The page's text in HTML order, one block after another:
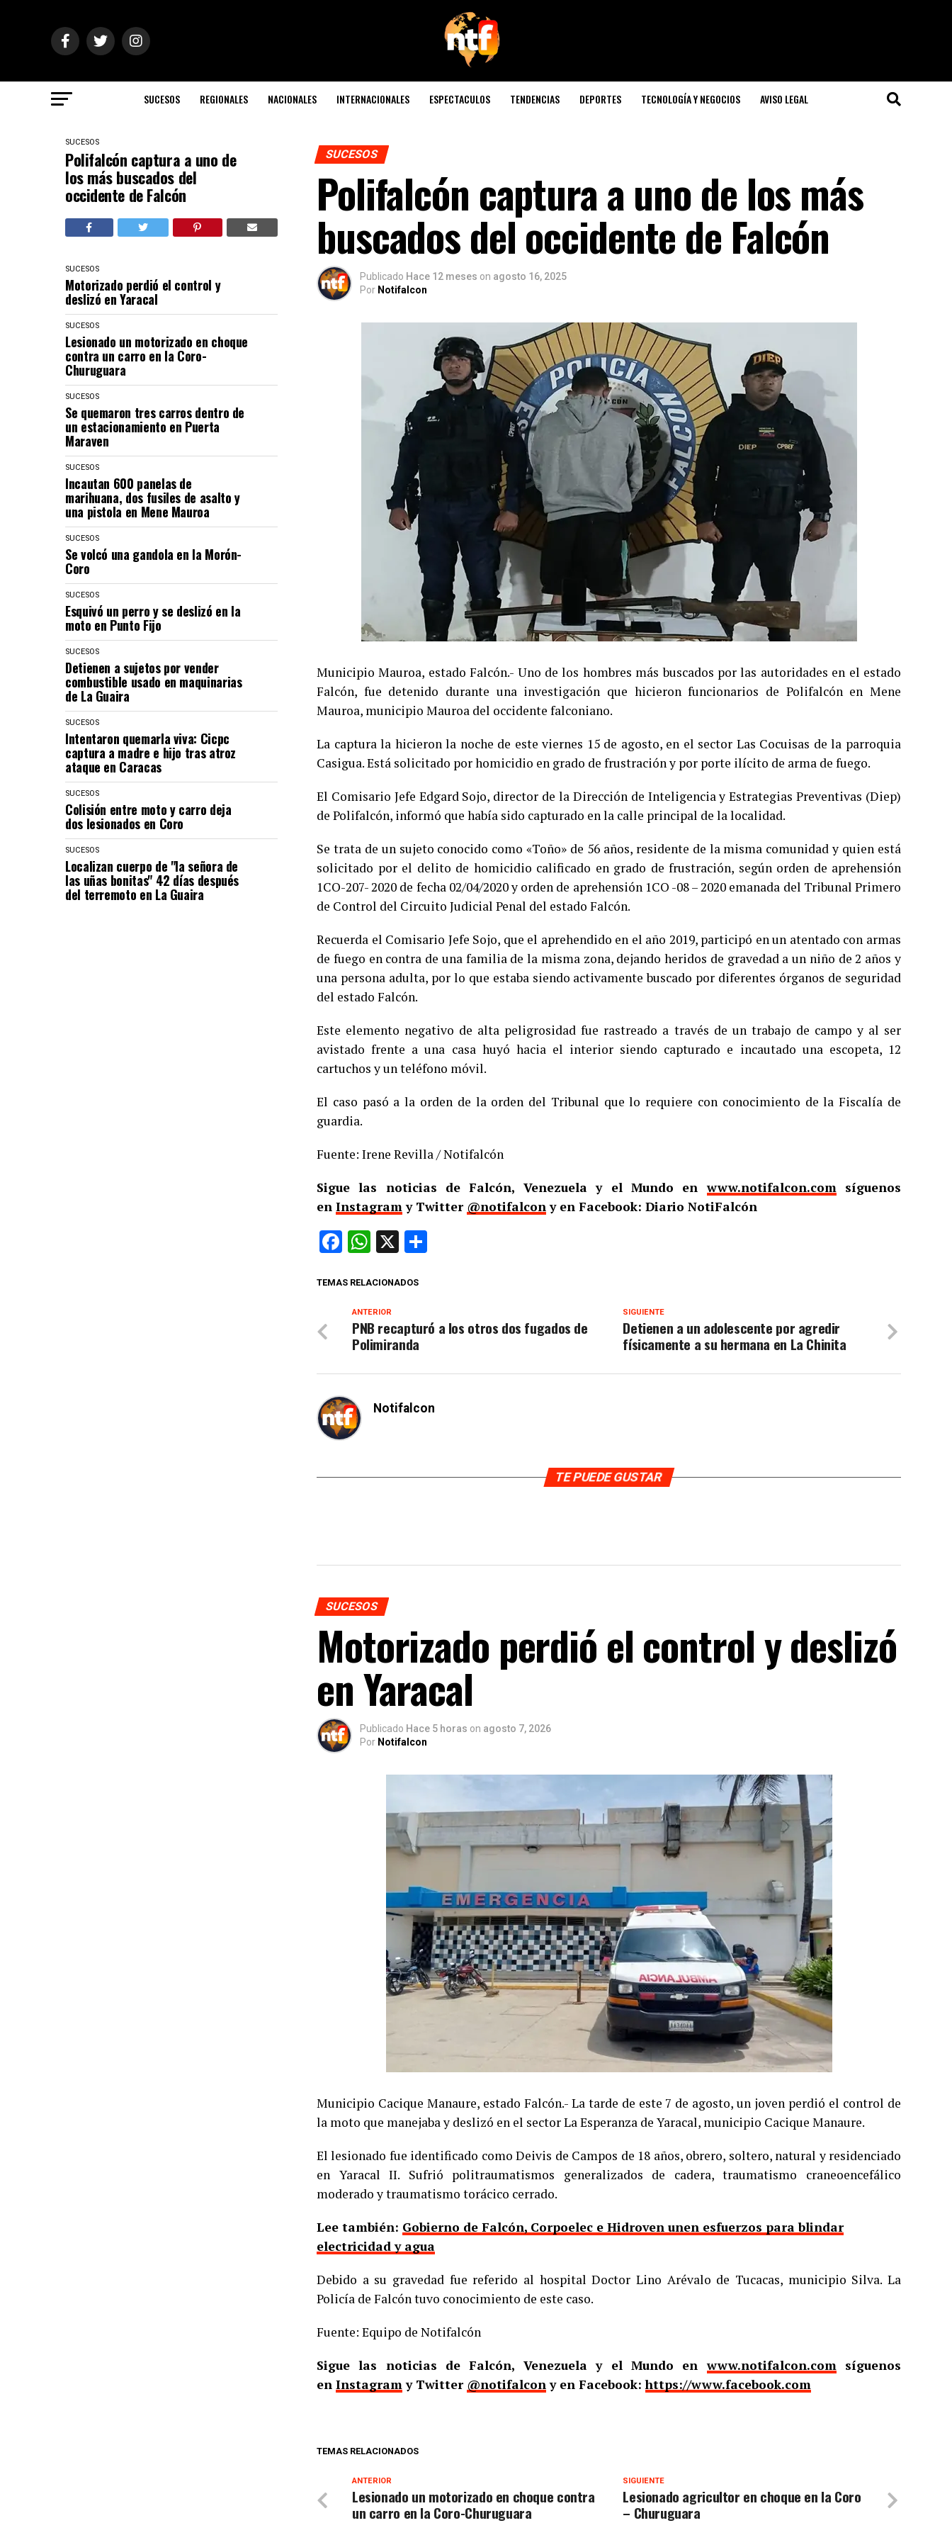
SUCESOS REGIONALES NACIONALES INTERNACIONALES ESPECTACULOS TENDENCIAS DEPORTES TECNOLOGÍA Y NEGOCIOS AVISO LEGAL
SUCESOS
Polifalcón captura a uno de
los más buscados del
occidente de Falcón
SUCESOS
Motorizado perdió el control y
deslizó en Yaracal
SUCESOS
Lesionado un motorizado en choque
contra un carro en la Coro-
Churuguara
SUCESOS
Se quemaron tres carros dentro de
un estacionamiento en Puerta
Maraven
SUCESOS
Incautan 600 panelas de
marihuana, dos fusiles de asalto y
una pistola en Mene Mauroa
SUCESOS
Se volcó una gandola en la Morón-
Coro
SUCESOS
Esquivó un perro y se deslizó en la
moto en Punto Fijo
SUCESOS
Detienen a sujetos por vender
combustible usado en maquinarias
de La Guaira
SUCESOS
Intentaron quemarla viva: Cicpc
captura a madre e hijo tras atroz
ataque en Caracas
SUCESOS
Colisión entre moto y carro deja
dos lesionados en Coro
SUCESOS
Localizan cuerpo de "la señora de
las uñas bonitas" 42 días después
del terremoto en La Guaira
SUCESOS
Polifalcón captura a uno de los más
buscados del occidente de Falcón
Publicado Hace 12 meses on agosto 16, 2025
Por Notifalcon
Municipio Mauroa, estado Falcón.- Uno de los hombres más buscados por las autoridades en el estado
Falcón, fue detenido durante una investigación que hicieron funcionarios de Polifalcón en Mene
Mauroa, municipio Mauroa del occidente falconiano.
La captura la hicieron la noche de este viernes 15 de agosto, en el sector Las Cocuisas de la parroquia
Casigua. Está solicitado por homicidio en grado de frustración y por porte ilícito de arma de fuego.
El Comisario Jefe Edgard Sojo, director de la Dirección de Inteligencia y Estrategias Preventivas (Diep)
de Polifalcón, informó que había sido capturado en la calle principal de la localidad.
Se trata de un sujeto conocido como «Toño» de 56 años, residente de la misma comunidad y quien está
solicitado por el delito de homicidio calificado en grado de frustración, según orden de aprehensión
1CO-207- 2020 de fecha 02/04/2020 y orden de aprehensión 1CO -08 – 2020 emanada del Tribunal Primero
de Control del Circuito Judicial Penal del estado Falcón.
Recuerda el Comisario Jefe Sojo, que el aprehendido en el año 2019, participó en un atentado con armas
de fuego en contra de una familia de la misma zona, dejando heridos de gravedad a un niño de 2 años y
una persona adulta, por lo que estaba siendo activamente buscado por diferentes órganos de seguridad
del estado Falcón.
Este elemento negativo de alta peligrosidad fue rastreado a través de un trabajo de campo y al ser
avistado frente a una casa huyó hacia el interior siendo capturado e incautado una escopeta, 12
cartuchos y un teléfono móvil.
El caso pasó a la orden de la orden del Tribunal que lo requiere con conocimiento de la Fiscalía de
guardia.
Fuente: Irene Revilla / Notifalcón
Sigue las noticias de Falcón, Venezuela y el Mundo enwww.notifalcon.comsíguenos
en Instagramy Twitter @notifalcony en Facebook: Diario NotiFalcón
Facebook
WhatsApp
X
TEMAS RELACIONADOS
SIGUIENTE
Detienen a un adolescente por agredir
físicamente a su hermana en La Chinita
ANTERIOR
PNB recapturó a los otros dos fugados de
Polimiranda
Notifalcon
TE PUEDE GUSTAR
SUCESOS
Motorizado perdió el control y deslizó
en Yaracal
Publicado Hace 5 horas on agosto 7, 2026
Por Notifalcon
Municipio Cacique Manaure, estado Falcón.- La tarde de este 7 de agosto, un joven perdió el control de
la moto que manejaba y deslizó en el sector La Esperanza de Yaracal, municipio Cacique Manaure.
El lesionado fue identificado como Deivis de Campos de 18 años, obrero, soltero, natural y residenciado
en Yaracal II. Sufrió politraumatismos generalizados de cadera, traumatismo craneoencefálico
moderado y traumatismo torácico cerrado.
Lee también: Gobierno de Falcón, Corpoelec e Hidroven unen esfuerzos para blindar
electricidad y agua
Debido a su gravedad fue referido al hospital Doctor Lino Arévalo de Tucacas, municipio Silva. La
Policía de Falcón tuvo conocimiento de este caso.
Fuente: Equipo de Notifalcón
Sigue las noticias de Falcón, Venezuela y el Mundo enwww.notifalcon.comsíguenos
en Instagramy Twitter @notifalcony en Facebook:https://www.facebook.com
TEMAS RELACIONADOS
SIGUIENTE
Lesionado agricultor en choque en la Coro
– Churuguara
ANTERIOR
Lesionado un motorizado en choque contra
un carro en la Coro-Churuguara